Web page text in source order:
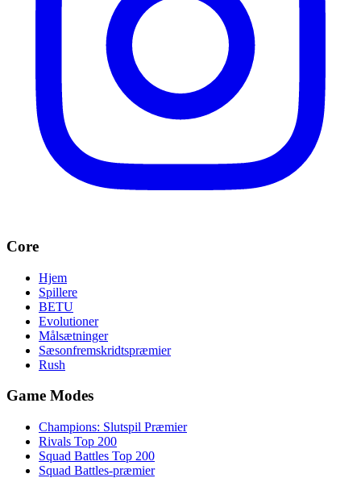
Core
Hjem
Spillere
BETU
Evolutioner
Målsætninger
Sæsonfremskridtspræmier
Rush
Game Modes
Champions: Slutspil Præmier
Rivals Top 200
Squad Battles Top 200
Squad Battles-præmier